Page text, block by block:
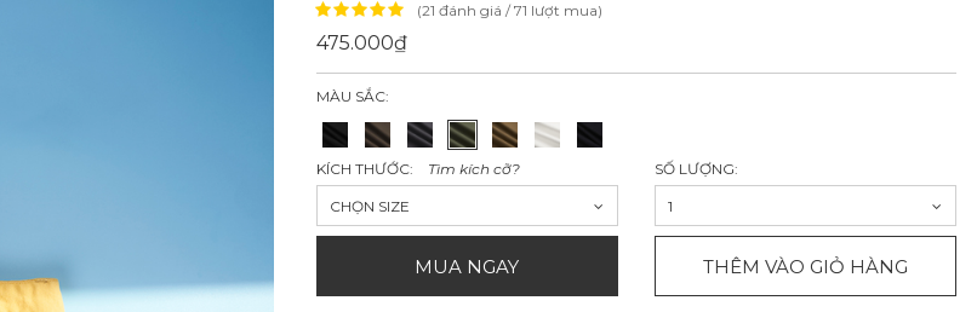
(21 đánh giá / 71 lượt mua)
475.000₫
MÀU SẮC:
KÍCH THƯỚC: Tìm kích cỡ?
CHỌN SIZE
SỐ LƯỢNG:
1
MUA NGAY THÊM VÀO GIỎ HÀNG